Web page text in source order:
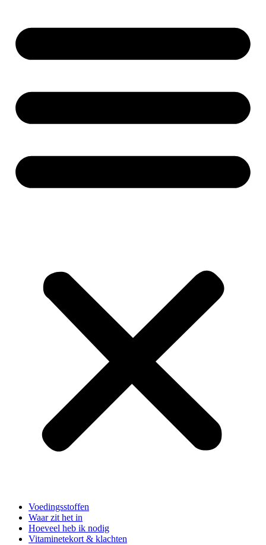
Voedingsstoffen
Waar zit het in
Hoeveel heb ik nodig
Vitaminetekort & klachten